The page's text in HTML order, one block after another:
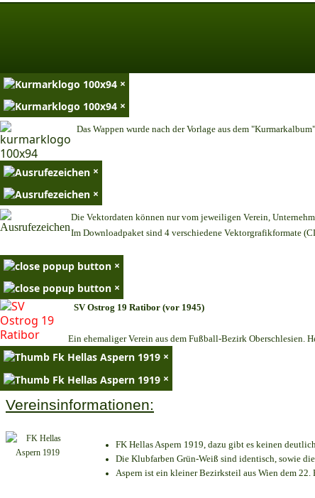
×
×
Das Wappen wurde nach der Vorlage aus dem
×
×
Die Vektordaten können nur vom jeweiligen Verein,
Im Downloadpaket sind 4 verschiedene Vektorgrafikformate
×
×
SV Ostrog 19 Ratibor (vor 1945)
Ein ehemaliger Verein aus dem Fußball-Bezirk Oberschlesien.
×
×
Vereinsinformationen:
FK Hellas Aspern 1919, dazu gibt es keinen
Die Klubfarben Grün-Weiß sind identisch, sowie
Aspern ist ein kleiner Bezirksteil aus Wien dem